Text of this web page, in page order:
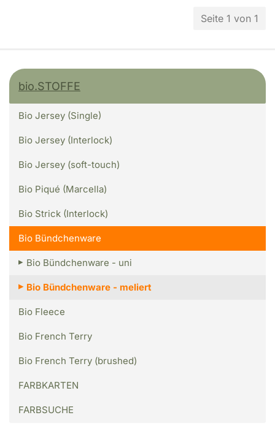
Seite 1 von 1
bio.STOFFE
Bio Jersey (Single)
Bio Jersey (Interlock)
Bio Jersey (soft-touch)
Bio Piqué (Marcella)
Bio Strick (Interlock)
Bio Bündchenware
Bio Bündchenware - uni
Bio Bündchenware - meliert
Bio Fleece
Bio French Terry
Bio French Terry (brushed)
FARBKARTEN
FARBSUCHE